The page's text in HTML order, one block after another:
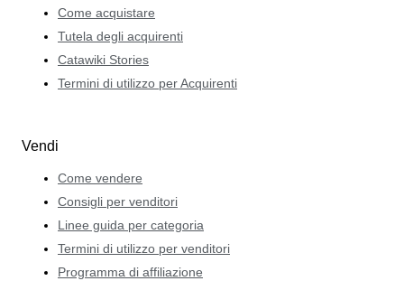
Come acquistare
Tutela degli acquirenti
Catawiki Stories
Termini di utilizzo per Acquirenti
Vendi
Come vendere
Consigli per venditori
Linee guida per categoria
Termini di utilizzo per venditori
Programma di affiliazione